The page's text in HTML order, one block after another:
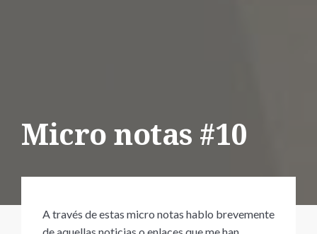
Micro notas #10
A través de estas micro notas hablo brevemente